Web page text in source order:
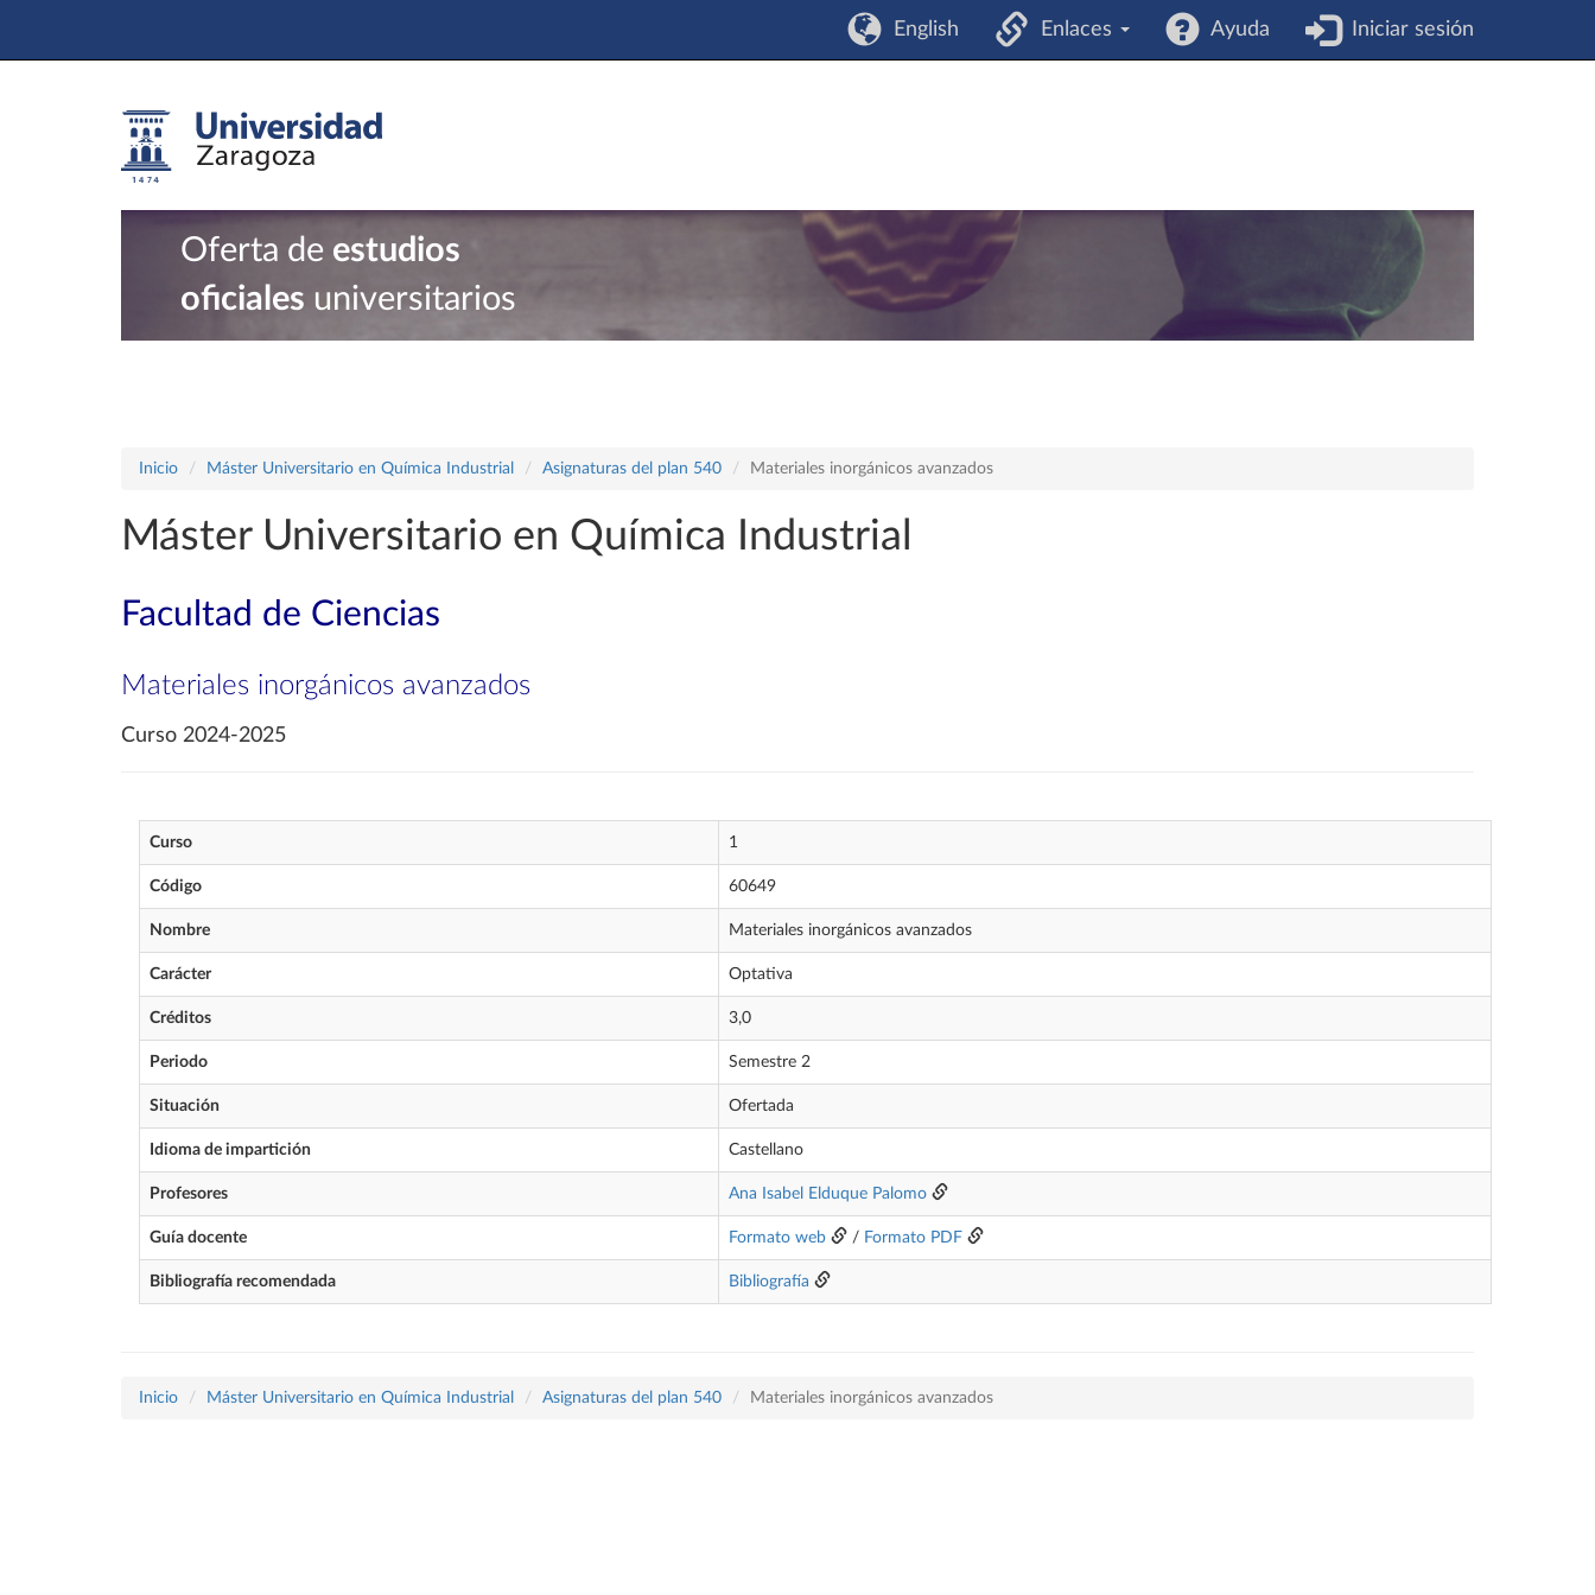
English Enlaces Ayuda Iniciar sesión
Oferta de estudios
oficiales universitarios
Inicio Máster Universitario en Química Industrial Asignaturas del plan 540 Materiales inorgánicos avanzados
Máster Universitario en Química Industrial
Facultad de Ciencias
Materiales inorgánicos avanzados
Curso 2024-2025
Curso 1
Código 60649
Nombre Materiales inorgánicos avanzados
Carácter Optativa
Créditos 3,0
Periodo Semestre 2
Situación Ofertada
Idioma de impartición Castellano
Profesores Ana Isabel Elduque Palomo
Guía docente Formato web / Formato PDF
Bibliografía recomendada Bibliografía
Inicio Máster Universitario en Química Industrial Asignaturas del plan 540 Materiales inorgánicos avanzados